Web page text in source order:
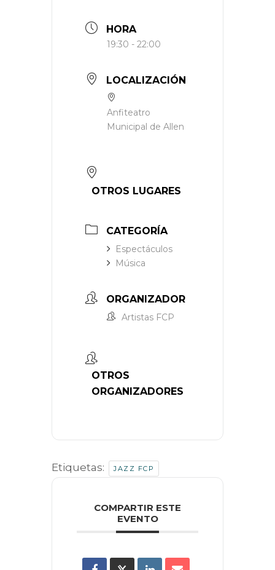
HORA
19:30 - 22:00
LOCALIZACIÓN
Anfiteatro
Municipal de Allen
OTROS LUGARES
CATEGORÍA
Espectáculos
Música
ORGANIZADOR
Artistas FCP
OTROS
ORGANIZADORES
Etiquetas: JAZZ FCP
COMPARTIR ESTE
EVENTO